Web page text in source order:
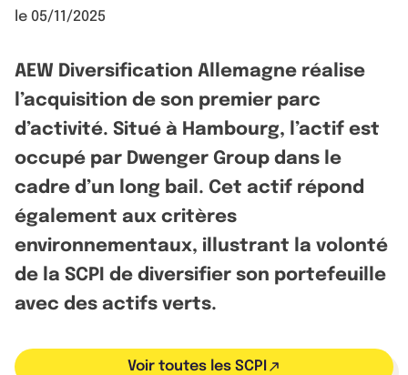
le 05/11/2025
AEW Diversification Allemagne réalise
l’acquisition de son premier parc
d’activité. Situé à Hambourg, l’actif est
occupé par Dwenger Group dans le
cadre d’un long bail. Cet actif répond
également aux critères
environnementaux, illustrant la volonté
de la SCPI de diversifier son portefeuille
avec des actifs verts.
Voir toutes les SCPI